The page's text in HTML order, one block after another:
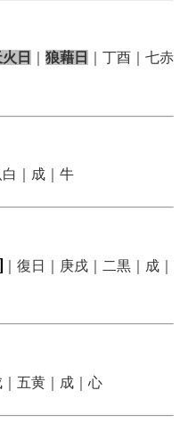
日 狼藉日
｜丁酉｜七赤
白｜成｜牛
｜復日｜庚戌｜二黒｜成｜
｜五黄｜成｜心